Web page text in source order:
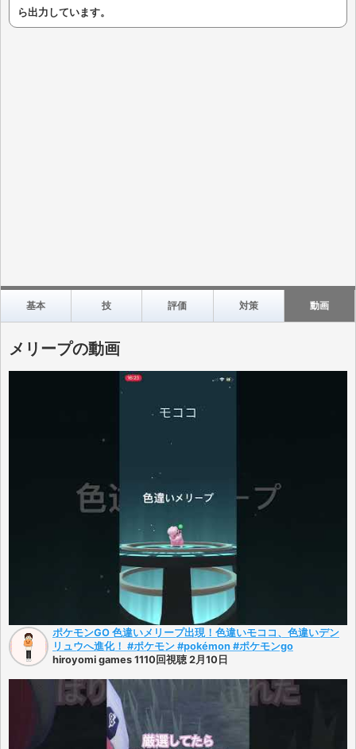
ら出力しています。
基本 技 評価 対策 動画
メリープの動画
ポケモンGO 色違いメリープ出現！色違いモココ、色違いデン
リュウへ進化！ #ポケモン #pokémon #ポケモンgo
hiroyomi games 1110回視聴 2月10日